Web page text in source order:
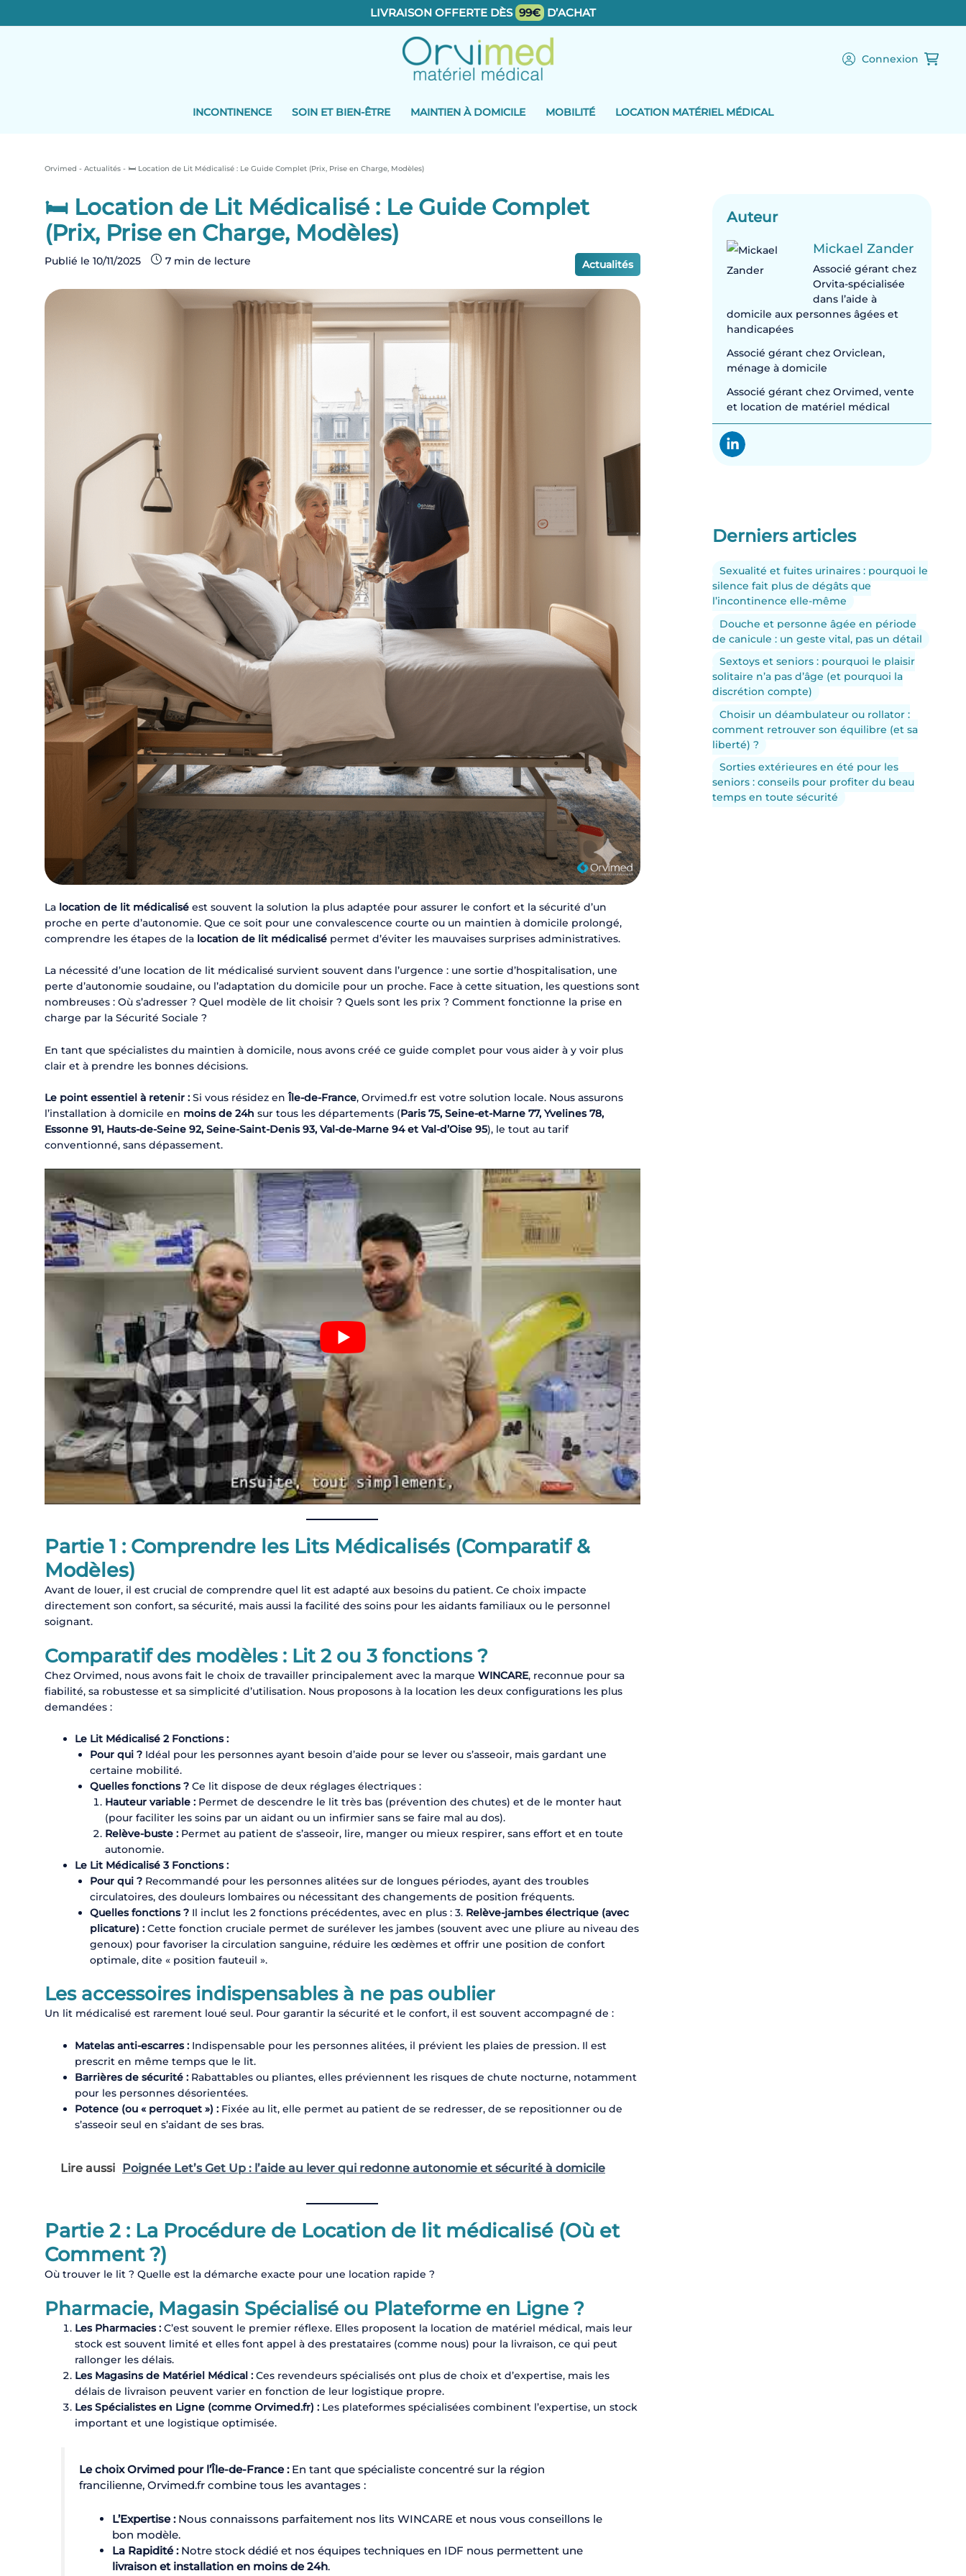
to
LIVRAISON OFFERTE DÈS 99€ D’ACHAT
Connexion
INCONTINENCE SOIN ET BIEN-ÊTRE MAINTIEN À DOMICILE MOBILITÉ LOCATION MATÉRIEL MÉDICAL
Orvimed - Actualités - 🛏️ Location de Lit Médicalisé : Le Guide Complet (Prix, Prise en Charge, Modèles)
🛏️ Location de Lit Médicalisé : Le Guide Complet
(Prix, Prise en Charge, Modèles)
Publié le 10/11/2025 Actualités
La location de lit médicalisé est souvent la solution la plus adaptée pour assurer le confort et la sécurité d’un
proche en perte d’autonomie. Que ce soit pour une convalescence courte ou un maintien à domicile prolongé,
comprendre les étapes de la location de lit médicalisé permet d’éviter les mauvaises surprises administratives.
La nécessité d’une location de lit médicalisé survient souvent dans l’urgence : une sortie d’hospitalisation, une
perte d’autonomie soudaine, ou l’adaptation du domicile pour un proche. Face à cette situation, les questions sont
nombreuses : Où s’adresser ? Quel modèle de lit choisir ? Quels sont les prix ? Comment fonctionne la prise en
charge par la Sécurité Sociale ?
En tant que spécialistes du maintien à domicile, nous avons créé ce guide complet pour vous aider à y voir plus
clair et à prendre les bonnes décisions.
Le point essentiel à retenir : Si vous résidez enÎle-de-France, Orvimed.fr est votre solution locale. Nous assurons
l’installation à domicile en moins de 24h sur tous les départements (Paris 75, Seine-et-Marne 77, Yvelines 78,
Essonne 91, Hauts-de-Seine 92, Seine-Saint-Denis 93, Val-de-Marne 94 et Val-d’Oise 95), le tout au tarif
conventionné, sans dépassement.
Partie 1 : Comprendre les Lits Médicalisés (Comparatif &
Modèles)
Avant de louer, il est crucial de comprendre quel lit est adapté aux besoins du patient. Ce choix impacte
directement son confort, sa sécurité, mais aussi la facilité des soins pour les aidants familiaux ou le personnel
soignant.
Comparatif des modèles : Lit 2 ou 3 fonctions ?
Chez Orvimed, nous avons fait le choix de travailler principalement avec la marque WINCARE, reconnue pour sa
fiabilité, sa robustesse et sa simplicité d’utilisation. Nous proposons à la location les deux configurations les plus
demandées :
Le Lit Médicalisé 2 Fonctions :
Pour qui ? Idéal pour les personnes ayant besoin d’aide pour se lever ou s’asseoir, mais gardant une
certaine mobilité.
Quelles fonctions ? Ce lit dispose de deux réglages électriques :
Hauteur variable : Permet de descendre le lit très bas (prévention des chutes) et de le monter haut
(pour faciliter les soins par un aidant ou un infirmier sans se faire mal au dos).
Relève-buste : Permet au patient de s’asseoir, lire, manger ou mieux respirer, sans effort et en toute
autonomie.
Le Lit Médicalisé 3 Fonctions :
Pour qui ? Recommandé pour les personnes alitées sur de longues périodes, ayant des troubles
circulatoires, des douleurs lombaires ou nécessitant des changements de position fréquents.
Quelles fonctions ? Il inclut les 2 fonctions précédentes, avec en plus : 3. Relève-jambes électrique (avec
plicature) : Cette fonction cruciale permet de surélever les jambes (souvent avec une pliure au niveau des
genoux) pour favoriser la circulation sanguine, réduire les œdèmes et offrir une position de confort
optimale, dite « position fauteuil ».
Les accessoires indispensables à ne pas oublier
Un lit médicalisé est rarement loué seul. Pour garantir la sécurité et le confort, il est souvent accompagné de :
Matelas anti-escarres : Indispensable pour les personnes alitées, il prévient les plaies de pression. Il est
prescrit en même temps que le lit.
Barrières de sécurité : Rabattables ou pliantes, elles préviennent les risques de chute nocturne, notamment
pour les personnes désorientées.
Potence (ou « perroquet ») : Fixée au lit, elle permet au patient de se redresser, de se repositionner ou de
s’asseoir seul en s’aidant de ses bras.
Lire aussi Poignée Let’s Get Up : l’aide au lever qui redonne autonomie et sécurité à domicile
Partie 2 : La Procédure de Location de lit médicalisé (Où et
Comment ?)
Où trouver le lit ? Quelle est la démarche exacte pour une location rapide ?
Pharmacie, Magasin Spécialisé ou Plateforme en Ligne ?
Les Pharmacies : C’est souvent le premier réflexe. Elles proposent la location de matériel médical, mais leur
stock est souvent limité et elles font appel à des prestataires (comme nous) pour la livraison, ce qui peut
rallonger les délais.
Les Magasins de Matériel Médical : Ces revendeurs spécialisés ont plus de choix et d’expertise, mais les
délais de livraison peuvent varier en fonction de leur logistique propre.
Les Spécialistes en Ligne (comme Orvimed.fr) : Les plateformes spécialisées combinent l’expertise, un stock
important et une logistique optimisée.
Le choix Orvimed pour l’Île-de-France :En tant que spécialiste concentré sur la région
francilienne, Orvimed.fr combine tous les avantages :
L’Expertise :Nous connaissons parfaitement nos lits WINCARE et nous vous conseillons le
bon modèle.
La Rapidité :Notre stock dédié et nos équipes techniques en IDF nous permettent une
livraison et installation en moins de 24h.
Auteur
Mickael Zander
Associé gérant chez
Orvita-spécialisée
dans l’aide à
domicile aux personnes âgées et
handicapées
Associé gérant chez Orviclean,
ménage à domicile
Associé gérant chez Orvimed, vente
et location de matériel médical
Derniers articles
Sexualité et fuites urinaires : pourquoi le
silence fait plus de dégâts que
l’incontinence elle-même
Douche et personne âgée en période
de canicule : un geste vital, pas un détail
Sextoys et seniors : pourquoi le plaisir
solitaire n’a pas d’âge (et pourquoi la
discrétion compte)
Choisir un déambulateur ou rollator :
comment retrouver son équilibre (et sa
liberté) ?
Sorties extérieures en été pour les
seniors : conseils pour profiter du beau
temps en toute sécurité